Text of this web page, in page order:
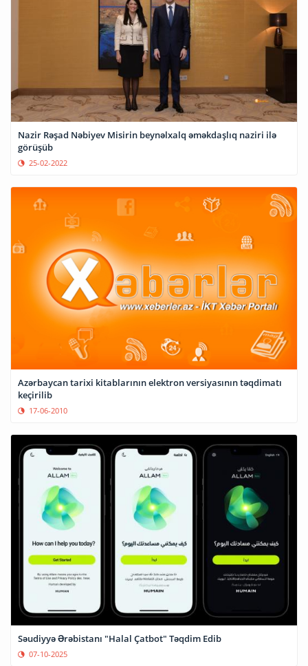
Nazir Rəşad Nəbiyev Misirin beynəlxalq əməkdaşlıq naziri ilə
görüşüb
25-02-2022
Azərbaycan tarixi kitablarının elektron versiyasının təqdimatı
keçirilib
17-06-2010
Səudiyyə Ərəbistanı "Halal Çatbot" Təqdim Edib
07-10-2025